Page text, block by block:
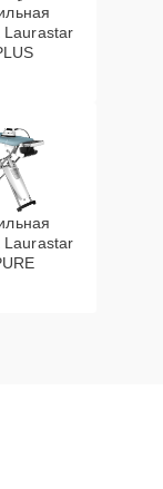
Laurastar
Laurastar